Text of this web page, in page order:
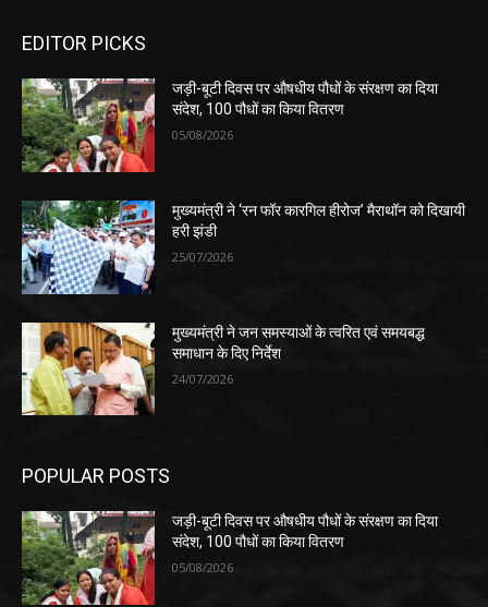
EDITOR PICKS
जड़ी-बूटी दिवस पर औषधीय पौधों के संरक्षण का दिया
संदेश, 100 पौधों का किया वितरण
05/08/2026
मुख्यमंत्री ने ‘रन फॉर कारगिल हीरोज’ मैराथॉन को दिखायी
हरी झंडी
25/07/2026
मुख्यमंत्री ने जन समस्याओं के त्वरित एवं समयबद्ध
समाधान के दिए निर्देश
24/07/2026
POPULAR POSTS
जड़ी-बूटी दिवस पर औषधीय पौधों के संरक्षण का दिया
संदेश, 100 पौधों का किया वितरण
05/08/2026